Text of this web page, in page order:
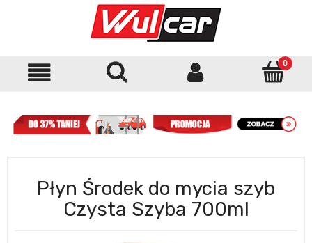
Płyn Środek do mycia szyb
Czysta Szyba 700ml